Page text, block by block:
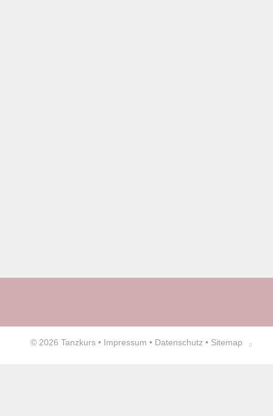
© 2026 Tanzkurs • Impressum • Datenschutz • Sitemap